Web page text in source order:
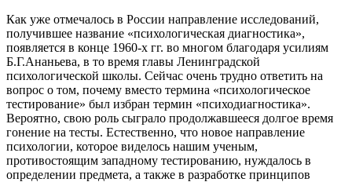
Как уже отмечалось в России направление исследований,
получившее название «психологическая диагностика»,
появляется в конце 1960-х гг. во многом благодаря усилиям
Б.Г.Ананьева, в то время главы Ленинградской
психологической школы. Сейчас очень трудно ответить на
вопрос о том, почему вместо термина «психологическое
тестирование» был избран термин «психодиагностика».
Вероятно, свою роль сыграло продолжавшееся долгое время
гонение на тесты. Естественно, что новое направление
психологии, которое виделось нашим ученым,
противостоящим западному тестированию, нуждалось в
определении предмета, а также в разработке принципов